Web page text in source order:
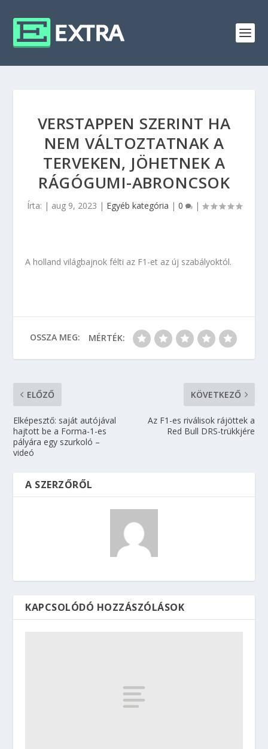
VERSTAPPEN SZERINT HA
NEM VÁLTOZTATNAK A
TERVEKEN, JÖHETNEK A
RÁGÓGUMI-ABRONCSOK
Írta: | aug 9, 2023 | Egyéb kategória | 0 |
A holland világbajnok félti az F1-et az új szabályoktól.
OSSZA MEG: MÉRTÉK:
ELŐZŐ
Elképesztő: saját autójával
hajtott be a Forma-1-es
pályára egy szurkoló –
videó
KÖVETKEZŐ
Az F1-es riválisok rájöttek a
Red Bull DRS-trükkjére
A SZERZŐRŐL
KAPCSOLÓDÓ HOZZÁSZÓLÁSOK